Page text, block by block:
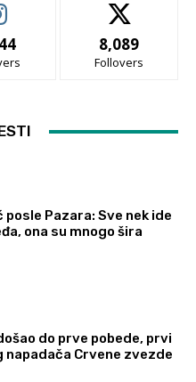
8,089
Follovers
Pazara: Sve nek ide
ona su mnogo šira
do prve pobede, prvi
napadača Crvene zvezde